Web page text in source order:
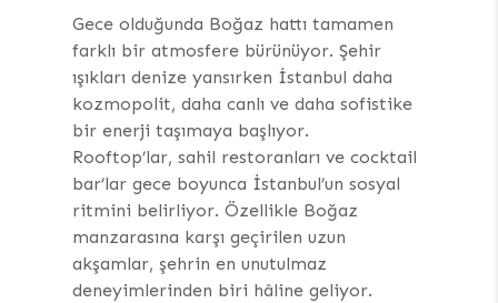
Gece olduğunda Boğaz hattı tamamen
farklı bir atmosfere bürünüyor. Şehir
ışıkları denize yansırken İstanbul daha
kozmopolit, daha canlı ve daha sofistike
bir enerji taşımaya başlıyor.
Rooftop’lar, sahil restoranları ve cocktail
bar’lar gece boyunca İstanbul’un sosyal
ritmini belirliyor. Özellikle Boğaz
manzarasına karşı geçirilen uzun
akşamlar, şehrin en unutulmaz
deneyimlerinden biri hâline geliyor.